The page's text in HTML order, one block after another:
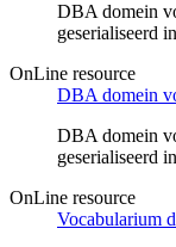
DBA domein
geserialiseerd
OnLine resource
DBA domein
DBA domein
geserialiseerd
OnLine resource
Vocabularium